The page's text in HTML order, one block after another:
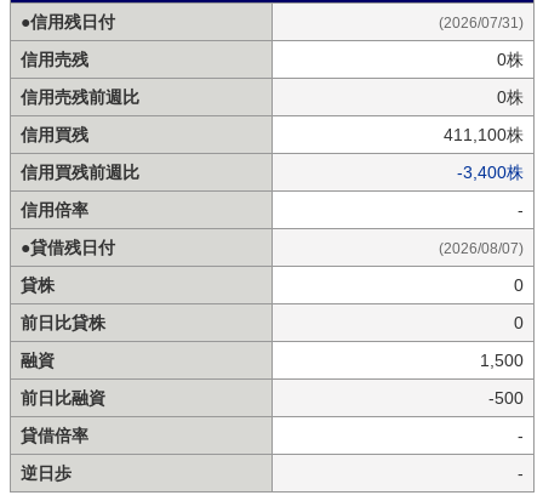
●信用残日付
(2026/07/31)
信用売残
0株
信用売残前週比
0株
信用買残
411,100株
信用買残前週比
-3,400株
信用倍率
-
●貸借残日付
(2026/08/07)
貸株
0
前日比貸株
0
融資
1,500
前日比融資
-500
貸借倍率
-
逆日歩
-